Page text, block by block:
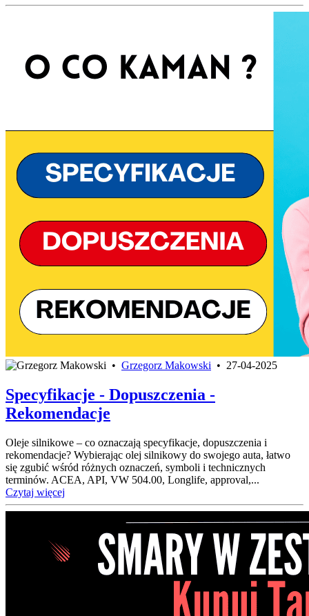
• Grzegorz Makowski • 27-04-2025
Specyfikacje - Dopuszczenia -
Rekomendacje
Oleje silnikowe – co oznaczają specyfikacje, dopuszczenia i
rekomendacje? Wybierając olej silnikowy do swojego auta, łatwo
się zgubić wśród różnych oznaczeń, symboli i technicznych
terminów. ACEA, API, VW 504.00, Longlife, approval,...
Czytaj więcej